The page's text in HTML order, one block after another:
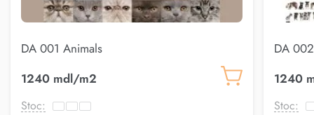
DA 001 Animals
1240 mdl/m2
Stoc:
DA
1240
Stoc: